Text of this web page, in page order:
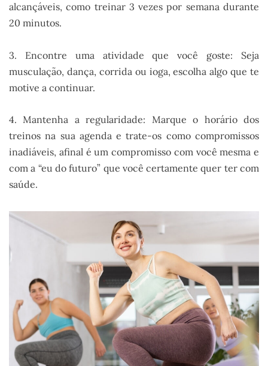
alcançáveis, como treinar 3 vezes por semana durante
20 minutos.
3. Encontre uma atividade que você goste: Seja
musculação, dança, corrida ou ioga, escolha algo que te
motive a continuar.
4. Mantenha a regularidade: Marque o horário dos
treinos na sua agenda e trate-os como compromissos
inadiáveis, afinal é um compromisso com você mesma e
com a “eu do futuro” que você certamente quer ter com
saúde.